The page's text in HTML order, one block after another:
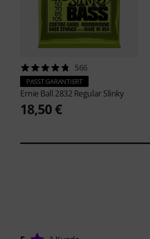
566
PASST GARANTIERT
Ernie Ball 2832 Regular Slinky
18,50 €